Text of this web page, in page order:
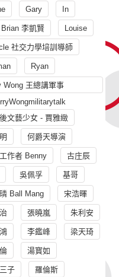
Gary In
李凱賢 Louise
社交力學培訓導師
Ryan
Wong 王總講軍事
文藝少女 - 賈雅緻
何爵天導演
作者 Benny 古庄辰
吳佩孚 基哥
Ball Mang 宋浩暉
張曉嵐 朱利安
李鑑峰 梁天琦
湯寳如
子 羅倫斯